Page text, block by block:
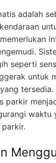
adalah
seperti
untuk
parkir
waktu